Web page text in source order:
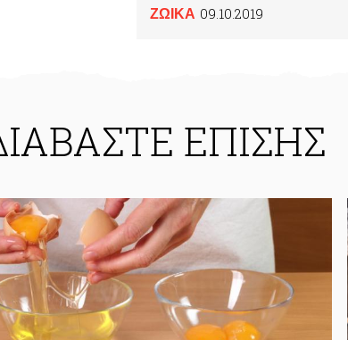
ΖΩΙΚA 09.10.2019
ΕΠΙΣΗΣ